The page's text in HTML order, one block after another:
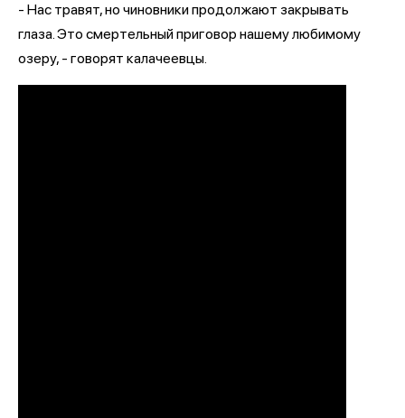
- Нас травят, но чиновники продолжают закрывать
глаза. Это смертельный приговор нашему любимому
озеру, - говорят калачеевцы.